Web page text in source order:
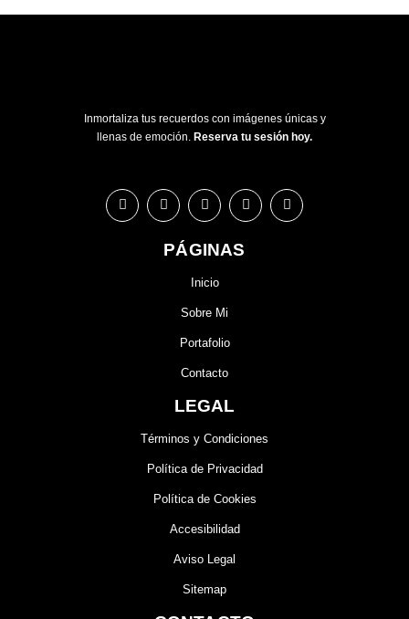
Inmortaliza tus recuerdos con imágenes únicas y
llenas de emoción. Reserva tu sesión hoy.
PÁGINAS
Inicio
Sobre Mi
Portafolio
Contacto
LEGAL
Términos y Condiciones
Política de Privacidad
Política de Cookies
Accesibilidad
Aviso Legal
Sitemap